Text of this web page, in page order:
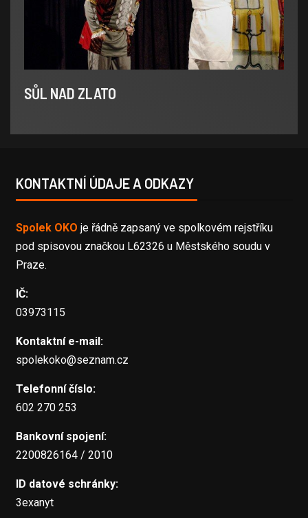
SŮL NAD ZLATO
KONTAKTNÍ ÚDAJE A ODKAZY
Spolek OKO je řádně zapsaný ve spolkovém rejstříku
pod spisovou značkou L62326 u Městského soudu v
Praze.
IČ:
03973115
Kontaktní e-mail:
spolekoko@seznam.cz
Telefonní číslo:
602 270 253
Bankovní spojení:
2200826164 / 2010
ID datové schránky:
3exanyt